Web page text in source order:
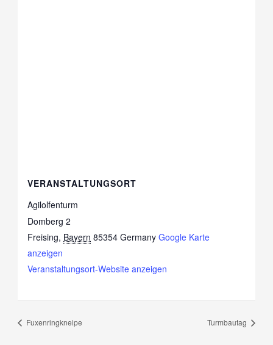
VERANSTALTUNGSORT
Agilolfenturm
Domberg 2
Freising, Bayern 85354 Germany Google Karte
anzeigen
Veranstaltungsort-Website anzeigen
Fuxenringkneipe Turmbautag